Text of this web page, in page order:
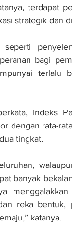
terdapat
strategik dan
se­perti
bagi
terlalu
Indeks
dengan rata-
tingkat.
banyak
reka bentuk,
katanya.